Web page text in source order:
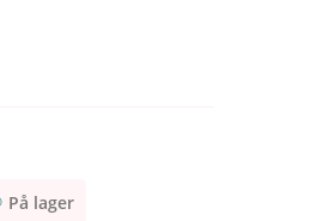
På lager